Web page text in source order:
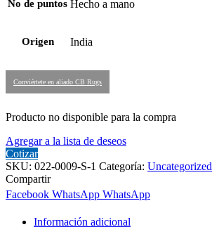
No de puntos Hecho a mano
Origen India
Conviértete en aliado CB Rugs
Producto no disponible para la compra
Agregar a la lista de deseos
Cotizar
SKU: 022-0009-S-1 Categoría: Uncategorized
Compartir
Facebook WhatsApp WhatsApp
Información adicional